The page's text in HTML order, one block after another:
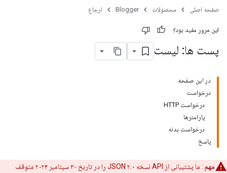
صفحه اصلی محصولات Blogger ارجاع
این مرور مفید بود؟
پست ها: لیست
در این صفحه
درخواست
درخواست HTTP
پارامترها
درخواست بدنه
پاسخ
مهم
: ما پشتیبانی از API نسخه ۲.۰ JSON را در تاریخ ۳۰ سپتامبر ۲۰۲۴ متوقف